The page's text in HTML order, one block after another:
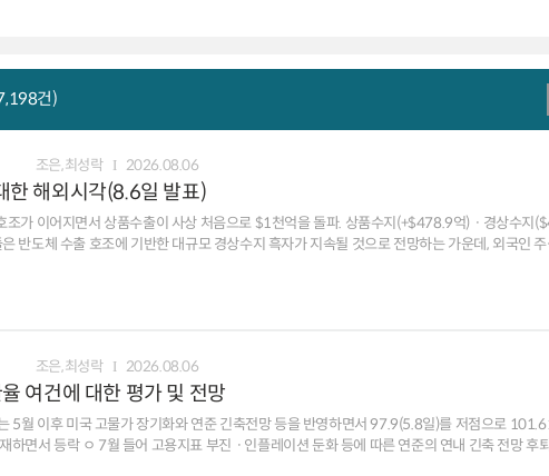
건)
조은,최성락 2026.08.06
한 해외시각(8.6일 발표)
조가 이어지면서 상품수출이 사상 처음으로 $1천억을 돌파. 상품수지(+$478.9억)ㆍ경상수지
가 제한될 가능성
조은,최성락 2026.08.06
여건에 대한 평가 및 전망
5월 이후 미국 고물가 장기화와 연준 긴축전망 등을 반영하면서 97.9(5.8일)를 저점으로
하면서 등락 ㅇ 7월 들어 고용지표 부진ㆍ인플레이션 둔화 등에 따른 연준의 연내 긴축 전망 후